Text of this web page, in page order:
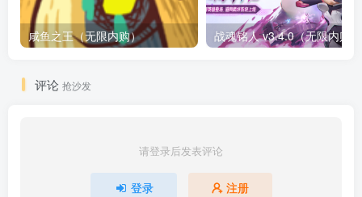
咸鱼之王（无限内购）
评论 抢沙发
请登录后发表评论
登录 注册